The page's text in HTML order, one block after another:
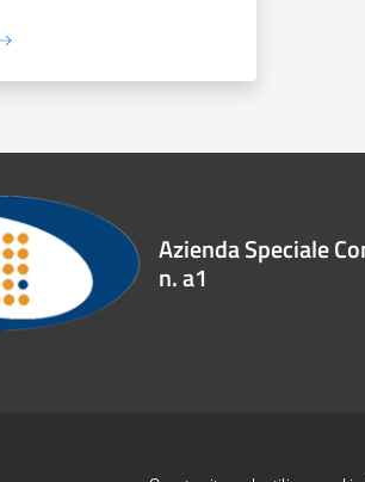
Azienda Speciale
n. a1